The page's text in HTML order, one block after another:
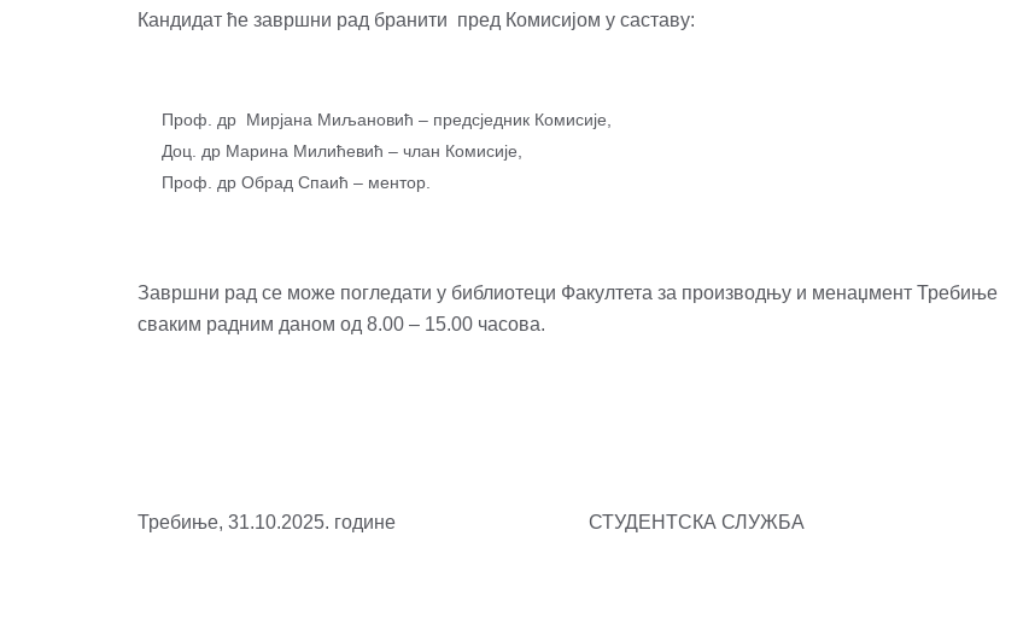
Кандидат ће завршни рад бранити пред Комисијом у саставу:
Проф. др Мирјана Миљановић – предсједник Комисије,
Доц. др Марина Милићевић – члан Комисије,
Проф. др Обрад Спаић – ментор.
Завршни рад се може погледати у библиотеци Факултета за производњу и менаџмент Требиње
сваким радним даном од 8.00 – 15.00 часова.
Требиње, 31.10.2025. године СТУДЕНТСКА СЛУЖБА